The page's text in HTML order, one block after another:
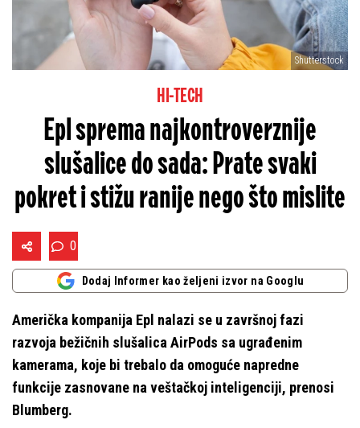
Shutterstock
HI-TECH
Epl sprema najkontroverznije
slušalice do sada: Prate svaki
pokret i stižu ranije nego što mislite
0
Dodaj Informer kao željeni izvor na Googlu
Američka kompanija Epl nalazi se u završnoj fazi
razvoja bežičnih slušalica AirPods sa ugrađenim
kamerama, koje bi trebalo da omoguće napredne
funkcije zasnovane na veštačkoj inteligenciji, prenosi
Blumberg.